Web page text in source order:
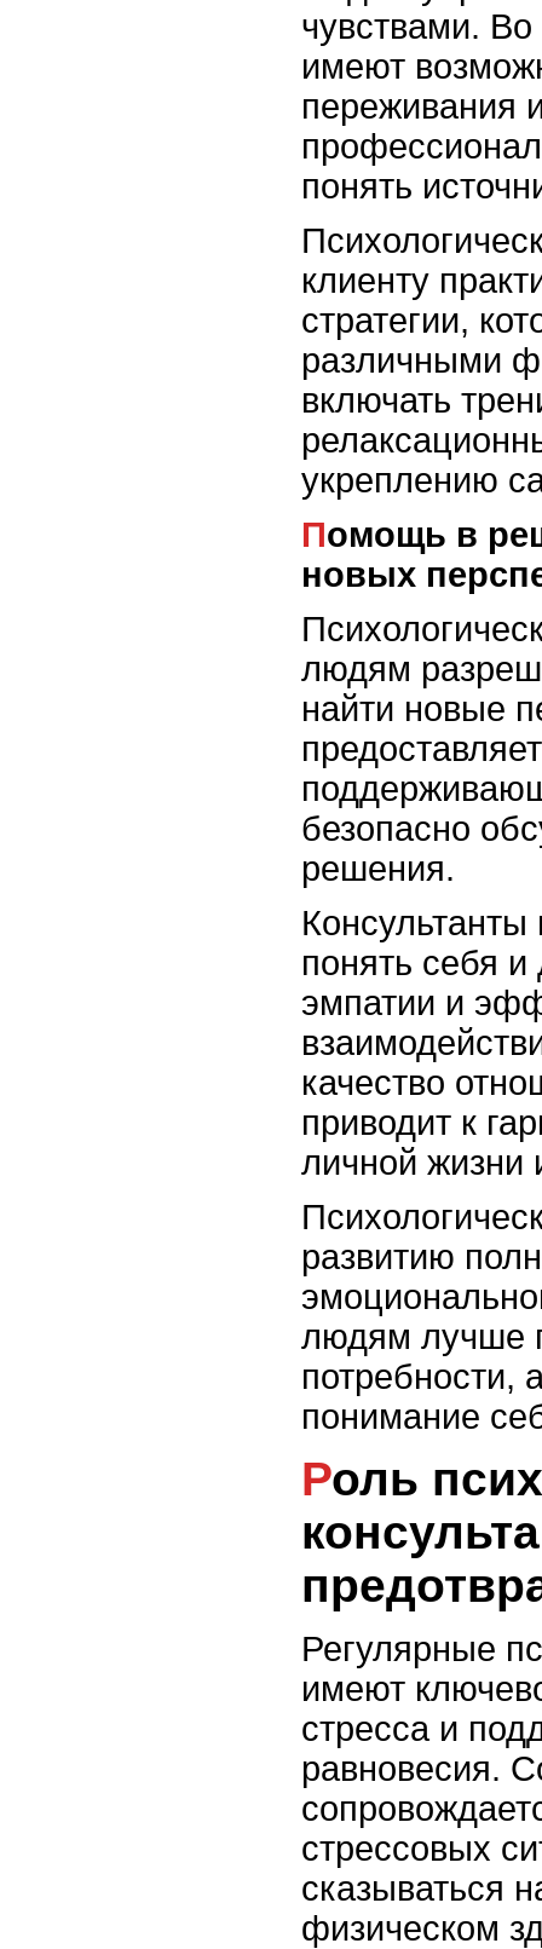
чувствами.
имеют
переживания
понять
клиенту
стратегии,
различными
включать
укреплению
Помощь в решении проблем и поиске
новых
людям
найти новые
безопасно
решения.
понять себя и
эмпатии и
качество
приводит к
личной жизни
развитию
людям лучше
потребности,
понимание
Роль психологических
Регулярные
имеют
стресса и
равновесия.
стрессовых
сказываться
физическом